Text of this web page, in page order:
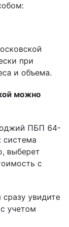
при
и объема.
можно
ПБП 64-
система
выберет
с
сразу увидите
учетом